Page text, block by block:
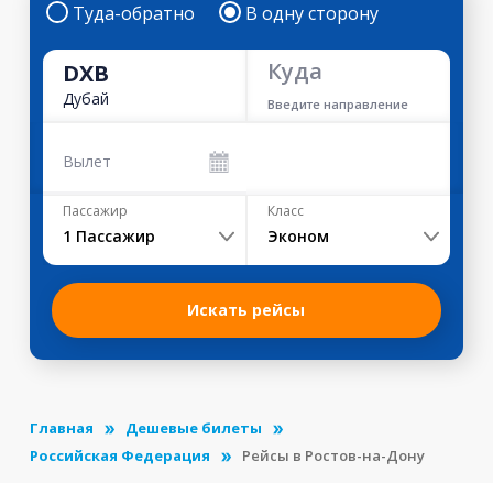
Туда-обратно В одну сторону
DXB
Дубай
Куда
Введите направление
Вылет
Пассажир
1 Пассажир
Класс
Эконом
Искать рейсы
Главная
Дешевые билеты
Российская Федерация
Рейсы в Ростов-на-Дону